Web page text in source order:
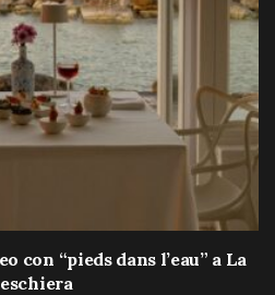
con “pieds dans l’eau” a La